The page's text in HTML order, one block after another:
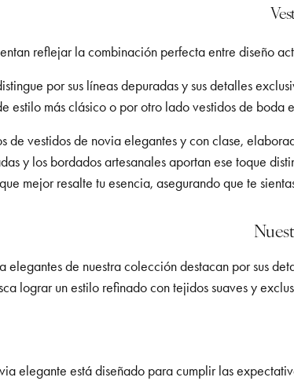
reflejar la combinación perfecta entre diseño
por sus líneas depuradas y sus detalles
estilo más clásico o por otro lado vestidos de
de vestidos de novia elegantes y con clase,
y los bordados artesanales aportan ese toque
mejor resalte tu esencia, asegurando que te
elegantes de nuestra colección destacan por sus
lograr un estilo refinado con tejidos suaves y
elegante está diseñado para cumplir las